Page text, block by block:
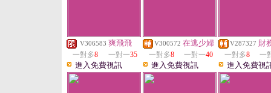
V306583 爽飛飛
一對多8 一對一35
進入免費視訊
V300572 在逃少婦
一對多8 一對一40
進入免費視訊
V287327 財
一對多8 一
進入免費視